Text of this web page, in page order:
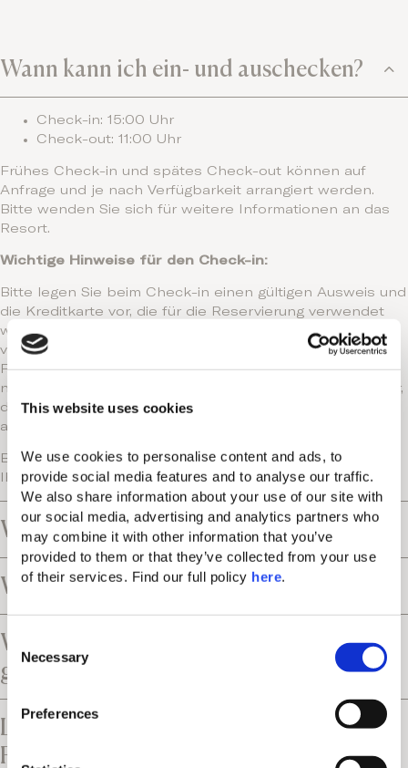
This website uses cookies
We use cookies to personalise content and ads, to
provide social media features and to analyse our traffic.
We also share information about your use of our site with
our social media, advertising and analytics partners who
may combine it with other information that you’ve
provided to them or that they’ve collected from your use
of their services. Find our full policy here.
n
s
n
Necessary
Preferences
Wann kann ich ein- und auschecken?
Check-in: 15:00 Uhr
Check-out: 11:00 Uhr
Frühes Check-in und spätes Check-out können auf
Anfrage und je nach Verfügbarkeit arrangiert werden.
Bitte wenden Sie sich für weitere Informationen an das
Resort.
Wichtige Hinweise für den Check-in:
Bitte legen Sie beim Check-in einen gültigen Ausweis und
die Kreditkarte vor, die für die Reservierung verwendet
wurde. Der Gast, auf dessen Namen die Reservierung
vorgenommen wurde, muss persönlich anwesend sein.
Falls der Gast die ursprünglich verwendete Kreditkarte
nicht vorlegen kann, behält sich das Hotel das Recht vor,
die ursprüngliche Zahlung zu erstatten und eine
alternative Karte für die Zahlung anzufordern.
Bitte beachten Sie, dass das Hotel eine Vorautorisierung
Ihrer Karte vornehmen kann.
Welche Zahlungsrichtlinien gelten?
Welche Steuern fallen an?
Welche Fristen und Bedingungen
gelten bei einer Stornierung?
Liegt das Resort in der Nähe eines
Flughafens?